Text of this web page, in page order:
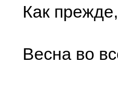
Как
Весна во